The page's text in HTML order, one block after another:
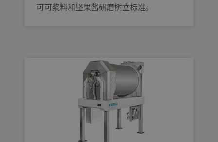
可可浆料和坚果酱研磨树立标准。